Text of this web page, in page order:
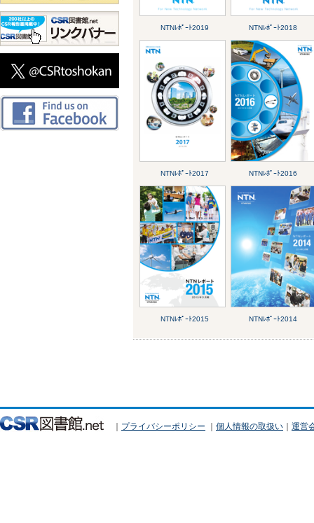
NTNﾚﾎﾟｰﾄ2019 NTNﾚﾎﾟｰﾄ2018
NTNﾚﾎﾟｰﾄ2017 NTNﾚﾎﾟｰﾄ2016
NTNﾚﾎﾟｰﾄ2015 NTNﾚﾎﾟｰﾄ2014
｜ プライバシーポリシー ｜ 個人情報の取扱い ｜ 運営